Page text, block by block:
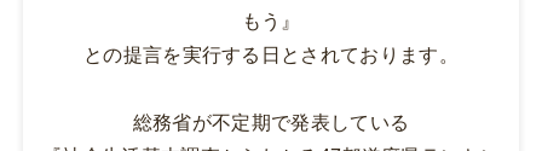
もう』
との提言を実行する日とされております。
総務省が不定期で発表している